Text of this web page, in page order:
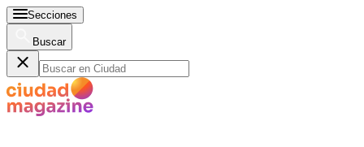
Secciones
Buscar